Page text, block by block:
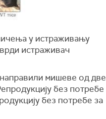
у истраживању
истраживач
мишеве од две
без потребе
без потребе за